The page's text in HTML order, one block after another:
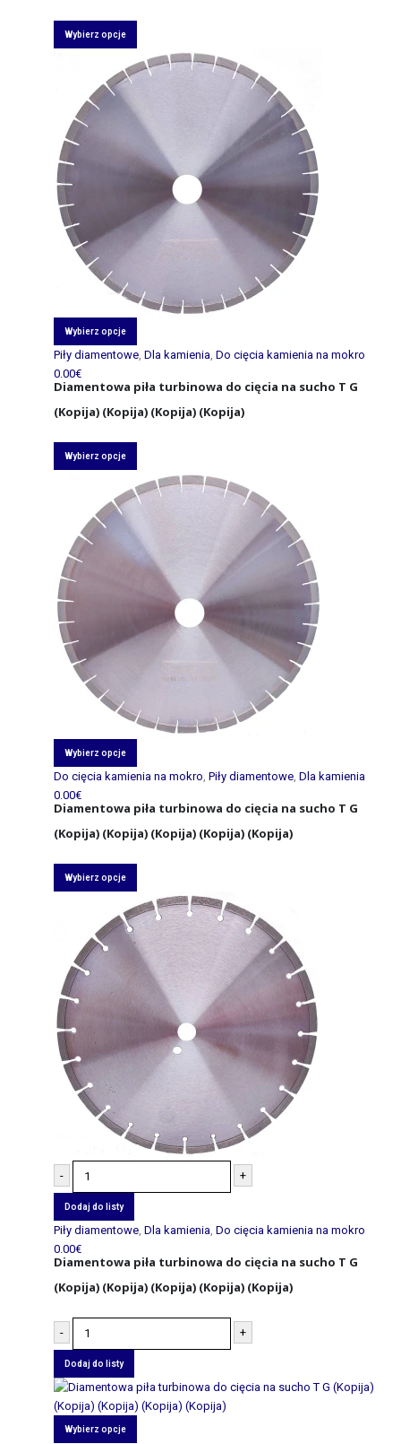
Wybierz opcje
Wybierz opcje
Piły diamentowe, Dla kamienia Do cięcia kamienia na mokro
0.00€
Diamentowa piła turbinowa do cięcia na sucho T G
(Kopija) (Kopija) (Kopija) (Kopija)
Wybierz opcje
Wybierz opcje
Do cięcia kamienia na mokro Piły diamentowe, Dla kamienia
0.00€
Diamentowa piła turbinowa do cięcia na sucho T G
(Kopija) (Kopija) (Kopija) (Kopija) (Kopija)
Wybierz opcje
- +
Dodaj do listy
Piły diamentowe, Dla kamienia Do cięcia kamienia na mokro
0.00€
Diamentowa piła turbinowa do cięcia na sucho T G
(Kopija) (Kopija) (Kopija) (Kopija) (Kopija)
- +
Dodaj do listy
Wybierz opcje